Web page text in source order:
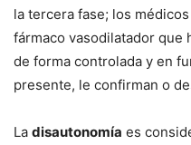
la tercera fase; los
fármaco vasodilatador que
de forma controlada y en
presente, le confirman o
La disautonomía es